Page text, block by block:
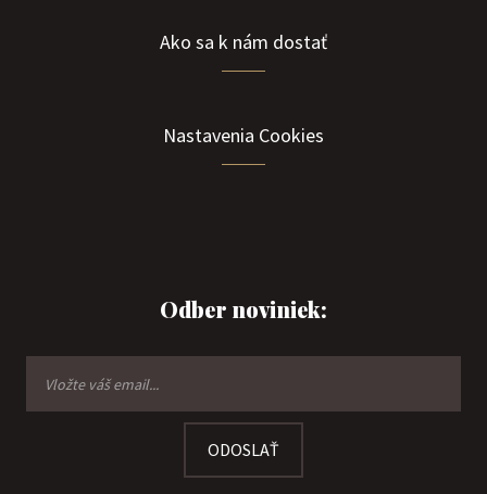
Ako sa k nám dostať
Nastavenia Cookies
Odber noviniek:
ODOSLAŤ